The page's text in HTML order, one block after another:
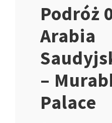
Podróż
Arabia
–
Palace